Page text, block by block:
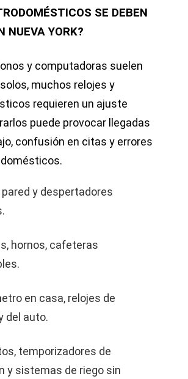
SE DEBEN
NUEVA YORK?
y computadoras suelen
muchos relojes y
requieren un ajuste
puede provocar llegadas
confusión en citas y errores
pared y despertadores
hornos, cafeteras
en casa, relojes de
del auto.
temporizadores de
y sistemas de riego sin